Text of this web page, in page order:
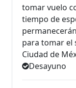
tomar vuelo
tiempo de
para tomar el
Ciudad de
Desayuno